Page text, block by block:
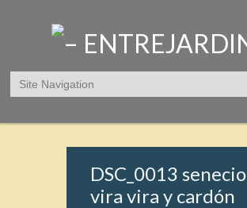
DSC_0013 senecio
vira vira y cardón